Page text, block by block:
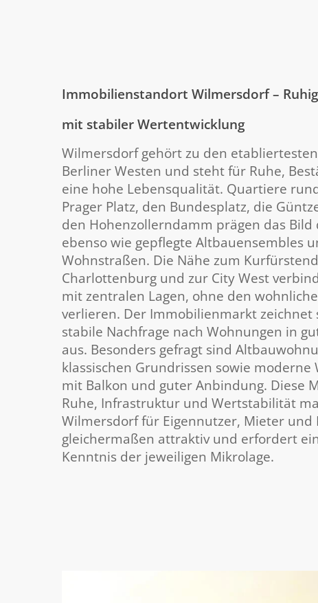
Immobilienstandort Wilmersdorf –
mit stabiler Wertentwicklung
Wilmersdorf gehört zu den
Berliner Westen und steht für Ruhe,
eine hohe Lebensqualität. Quartiere
Prager Platz, den Bundesplatz, die
den Hohenzollerndamm prägen das Bild
ebenso wie gepflegte Altbauensembles
Wohnstraßen. Die Nähe zum
Charlottenburg und zur City West
mit zentralen Lagen, ohne den
verlieren. Der Immobilienmarkt zeichnet
stabile Nachfrage nach Wohnungen in
aus. Besonders gefragt sind
klassischen Grundrissen sowie moderne
mit Balkon und guter Anbindung. Diese
Ruhe, Infrastruktur und Wertstabilität
Wilmersdorf für Eigennutzer, Mieter und
gleichermaßen attraktiv und erfordert
Kenntnis der jeweiligen Mikrolage.